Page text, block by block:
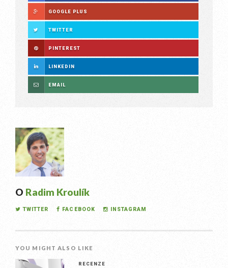
GOOGLE PLUS
TWITTER
PINTEREST
LINKEDIN
EMAIL
O Radim Kroulík
TWITTER FACEBOOK INSTAGRAM
YOU MIGHT ALSO LIKE
RECENZE